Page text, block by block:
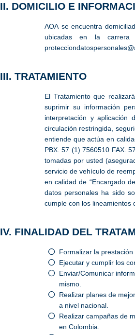
II. DOMICILIO E
AOA se encuentra
ubicadas en la
III. TRATAMIENTO
El Tratamiento que
suprimir su información
interpretación y aplicación
circulación restringida,
entiende que actúa en
PBX: 57 (1) 7560510 FAX:
tomadas por usted
servicio de vehículo de
en calidad de “Encargado
datos personales ha sido
cumple con los lineamientos
IV. FINALIDAD DEL
Formalizar la
Ejecutar y cumplir los
Enviar/Comunicar
mismo.
Realizar planes de
a nivel nacional.
Realizar campañas de
en Colombia.